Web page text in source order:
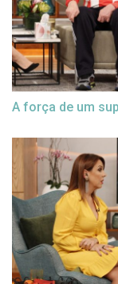
A força de um